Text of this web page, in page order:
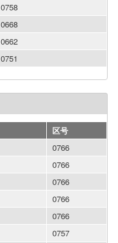
0758
0668
0662
0751
区号
0766
0766
0766
0766
0766
0757